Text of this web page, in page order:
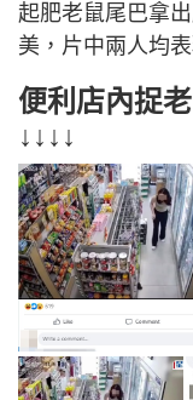
起肥老鼠尾巴拿
美，片中兩人均
便利店內捉
↓↓↓↓